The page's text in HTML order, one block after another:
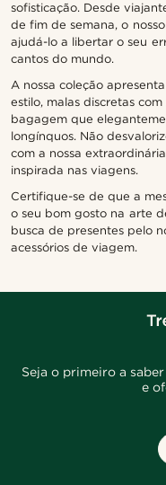
sofisticação. Desde
de fim de semana, o
ajudá-lo a libertar o seu
cantos do mundo.
A nossa coleção
estilo, malas discretas
bagagem que
longínquos. Não
com a nossa
inspirada nas viagens.
Certifique-se de que a
o seu bom gosto na arte
busca de presentes pelo
acessórios de viagem.
Seja o primeiro a
e